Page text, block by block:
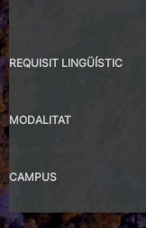
REQUISIT LINGÜÍSTIC
MODALITAT
CAMPUS